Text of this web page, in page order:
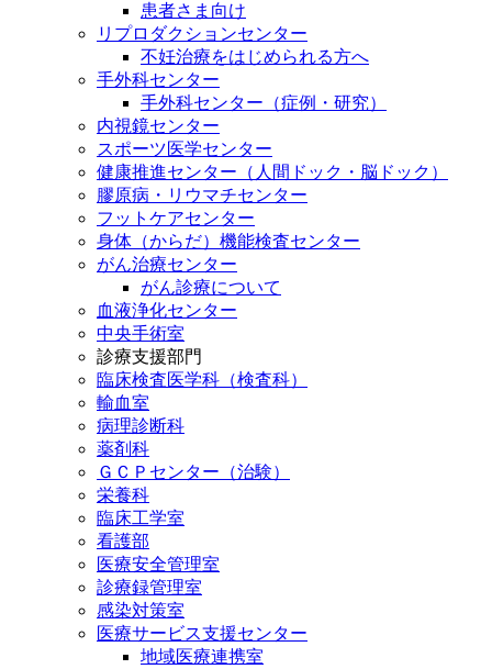
患者さま向け
リプロダクションセンター
不妊治療をはじめられる方へ
手外科センター
手外科センター（症例・研究）
内視鏡センター
スポーツ医学センター
健康推進センター（人間ドック・脳ドック）
膠原病・リウマチセンター
フットケアセンター
身体（からだ）機能検査センター
がん治療センター
がん診療について
血液浄化センター
中央手術室
診療支援部門
臨床検査医学科（検査科）
輸血室
病理診断科
薬剤科
ＧＣＰセンター（治験）
栄養科
臨床工学室
看護部
医療安全管理室
診療録管理室
感染対策室
医療サービス支援センター
地域医療連携室